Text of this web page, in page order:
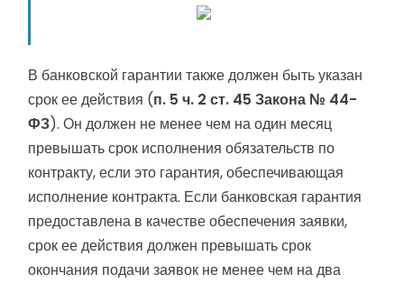
В банковской гарантии также должен быть указан
срок ее действия (п. 5 ч. 2 ст. 45 Закона № 44-
ФЗ). Он должен не менее чем на один месяц
превышать срок исполнения обязательств по
контракту, если это гарантия, обеспечивающая
исполнение контракта. Если банковская гарантия
предоставлена в качестве обеспечения заявки,
срок ее действия должен превышать срок
окончания подачи заявок не менее чем на два